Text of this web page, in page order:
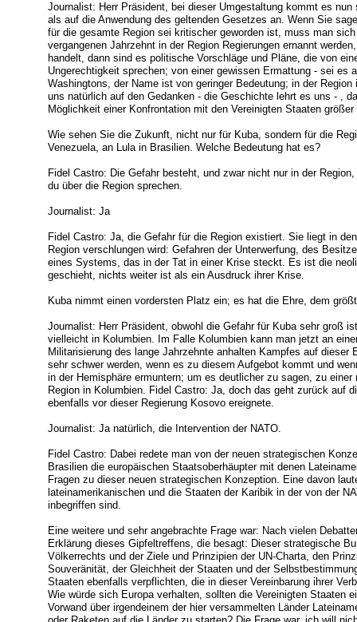
Journalist: Herr Präsident, bei dieser Umgestaltung kommt es
als auf die Anwendung des geltenden Gesetzes an. Wenn Sie
für die gesamte Region sei kritischer geworden ist, muss man
vergangenen Jahrzehnt in der Region Regierungen ernannt
handelt, dann sind es politische Vorschläge und Pläne, die von
Ungerechtigkeit sprechen; von einer gewissen Ermattung - sei es
Washingtons, der Name ist von geringer Bedeutung; in der
uns natürlich auf den Gedanken - die Geschichte lehrt es uns - ,
Möglichkeit einer Konfrontation mit den Vereinigten Staaten
Wie sehen Sie die Zukunft, nicht nur für Kuba, sondern für die
Venezuela, an Lula in Brasilien. Welche Bedeutung hat es?
Fidel Castro: Die Gefahr besteht, und zwar nicht nur in der
du über die Region sprechen.
Journalist: Ja
Fidel Castro: Ja, die Gefahr für die Region existiert. Sie liegt in
Region verschlungen wird: Gefahren der Unterwerfung, des
eines Systems, das in der Tat in einer Krise steckt. Es ist die
geschieht, nichts weiter ist als ein Ausdruck ihrer Krise.
Kuba nimmt einen vordersten Platz ein; es hat die Ehre, dem
Journalist: Herr Präsident, obwohl die Gefahr für Kuba sehr groß
vielleicht in Kolumbien. Im Falle Kolumbien kann man jetzt an
Militarisierung des lange Jahrzehnte anhalten Kampfes auf dieser
sehr schwer werden, wenn es zu diesem Aufgebot kommt und
in der Hemisphäre ermuntern; um es deutlicher zu sagen, zu
Region in Kolumbien. Fidel Castro: Ja, doch das geht zurück auf
ebenfalls vor dieser Regierung Kosovo ereignete.
Journalist: Ja natürlich, die Intervention der NATO.
Fidel Castro: Dabei redete man von der neuen strategischen
Brasilien die europäischen Staatsoberhäupter mit denen
Fragen zu dieser neuen strategischen Konzeption. Eine davon
lateinamerikanischen und die Staaten der Karibik in der von der
inbegriffen sind.
Eine weitere und sehr angebrachte Frage war: Nach vielen
Erklärung dieses Gipfeltreffens, die besagt: Dieser strategische
Völkerrechts und der Ziele und Prinzipien der UN-Charta, den
Souveränität, der Gleichheit der Staaten und der
Staaten ebenfalls verpflichten, die in dieser Vereinbarung ihrer
Wie würde sich Europa verhalten, sollten die Vereinigten Staaten
Vorwand über irgendeinem der hier versammelten Länder